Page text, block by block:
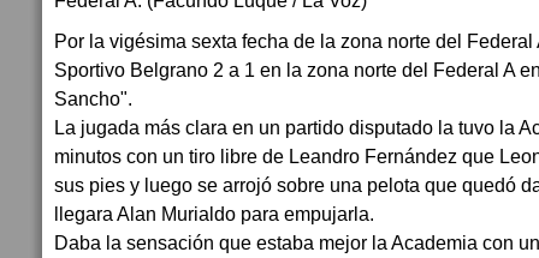
Por la vigésima sexta fecha de la zona norte del
Sportivo Belgrano 2 a 1 en la zona norte del Federal A
Sancho".
La jugada más clara en un partido disputado la tuvo la
minutos con un tiro libre de Leandro Fernández que
sus pies y luego se arrojó sobre una pelota que quedó
llegara Alan Murialdo para empujarla.
Daba la sensación que estaba mejor la Academia con